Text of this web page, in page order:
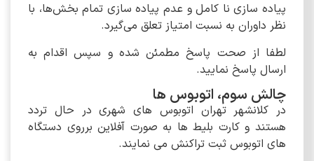
پیاده سازی نا کامل و عدم پیاده سازی تمام بخش‌ها، با
نظر داوران به نسبت امتیاز تعلق می‌گیرد.
لطفا از صحت پاسخ مطمئن شده و سپس اقدام به
ارسال پاسخ نمایید.
چالش سوم، اتوبوس ها
در کلانشهر تهران اتوبوس های شهری در حال تردد
هستند و کارت بلیط ها به صورت آفلاین برروی دستگاه
های اتوبوس ثبت تراکنش می نمایند.